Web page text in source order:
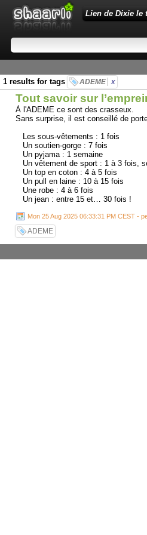
Lien de Dixie le
1 results for tags
ADEME x
Tout savoir sur
À l'ADEME ce sont des crasseux.
Sans surprise, il est conseillé de
Les sous-vêtements : 1 fois
Un soutien-gorge : 7 fois
Un pyjama : 1 semaine
Un vêtement de sport : 1 à 3 fois,
Un top en coton : 4 à 5 fois
Un pull en laine : 10 à 15 fois
Une robe : 4 à 6 fois
Un jean : entre 15 et… 30 fois !
Mon 25 Aug 2025 06:33:31 PM CEST -
ADEME